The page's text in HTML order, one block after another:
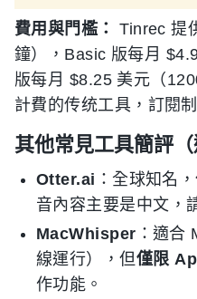
費用與門檻：
Tinrec 提
鐘），Basic 版每月
版每月 $8.25 美元（
計費的传统工具，訂閱
其他常見工具簡評（
Otter.ai ：全球知名
音內容主要是中文，
MacWhisper ：適合
線運行），但僅限
作功能。